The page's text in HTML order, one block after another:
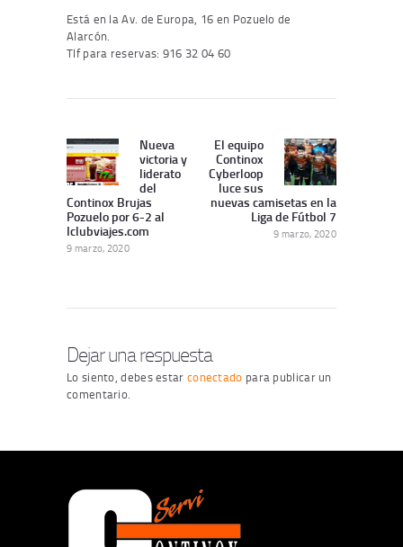
Está en la Av. de Europa, 16 en Pozuelo de
Alarcón.
Tlf para reservas: 916 32 04 60
de
entradas
Publicación
Anterior:
Nueva
victoria y
liderato
del
Continox Brujas
Pozuelo por 6-2 al
Iclubviajes.com
9 marzo, 2020
Siguiente
publicación:
El equipo
Continox
Cyberloop
luce sus
nuevas camisetas en la
Liga de Fútbol 7
9 marzo, 2020
Dejar una respuesta
Lo siento, debes estar conectado para publicar un
comentario.